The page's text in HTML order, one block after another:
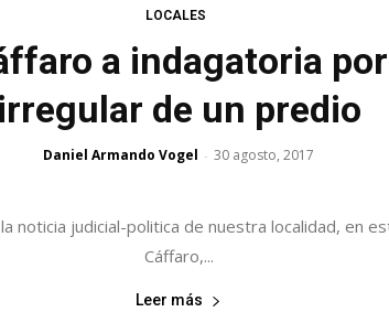
LOCALES
a indagatoria
irregular de un predio
Daniel Armando Vogel - 30 agosto, 2017
noticia judicial-politica de nuestra localidad, en
Cáffaro,...
Leer más